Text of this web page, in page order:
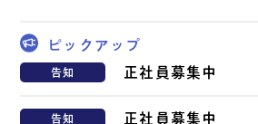
ピックアップ
告知 正社員募集中
告知 正社員募集中